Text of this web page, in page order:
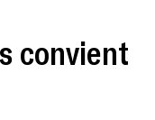
convient